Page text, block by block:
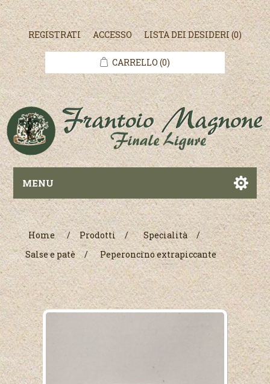
REGISTRATI ACCESSO LISTA DEI DESIDERI(0)
CARRELLO (0)
MENU
Home / Prodotti / Specialità
/
Salse e patè
/ Peperoncino extrapiccante